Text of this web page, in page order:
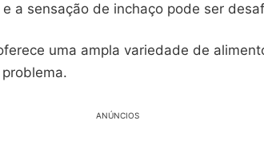
a sensação de inchaço pode ser
uma ampla variedade de
ANÚNCIOS